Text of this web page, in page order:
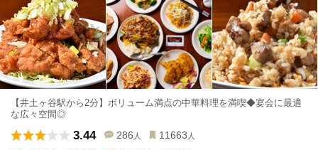
【井土ヶ谷駅から2分】ボリューム満点の中華料理を満喫◆宴会に最適
な広々空間◎
3.44 286 人 11663 人